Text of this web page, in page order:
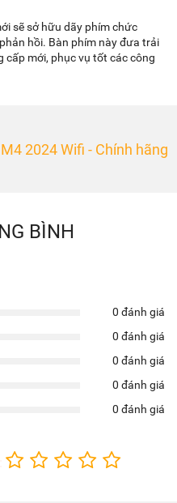
sẽ sở hữu dãy phím chức
hồi. Bàn phím này đưa trải
cấp mới, phục vụ tốt các công
2024 Wifi - Chính hãng
BÌNH
0 đánh giá
0 đánh giá
0 đánh giá
0 đánh giá
0 đánh giá